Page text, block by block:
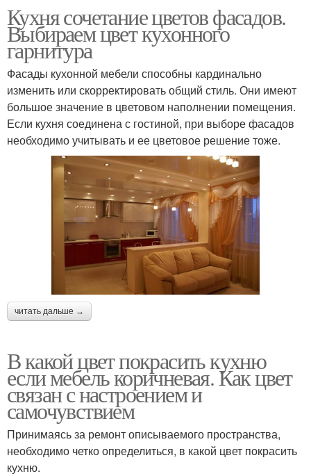
Кухня сочетание цветов фасадов.
Выбираем цвет кухонного
гарнитура
Фасады кухонной мебели способны кардинально
изменить или скорректировать общий стиль. Они имеют
большое значение в цветовом наполнении помещения.
Если кухня соединена с гостиной, при выборе фасадов
необходимо учитывать и ее цветовое решение тоже.
читать дальше →
В какой цвет покрасить кухню
если мебель коричневая. Как цвет
связан с настроением и
самочувствием
Принимаясь за ремонт описываемого пространства,
необходимо четко определиться, в какой цвет покрасить
кухню.